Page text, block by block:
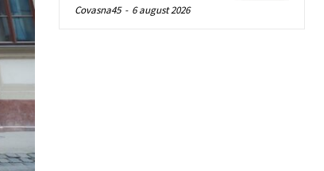
Covasna45 - 6 august 2026